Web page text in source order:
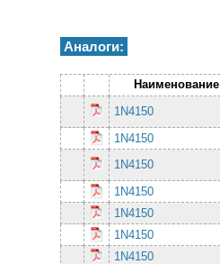
Аналоги:
Наименование
1N4150
1N4150
1N4150
1N4150
1N4150
1N4150
1N4150